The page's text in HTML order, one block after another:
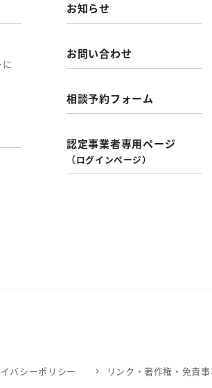
お知らせ
お問い合わせ
相談予約フォーム
認定事業者専用ページ
（ログインページ）
バシーポリシー リンク・著作権・免責